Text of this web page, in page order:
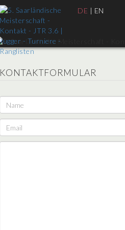
DE | EN
KONTAKTFORMULAR